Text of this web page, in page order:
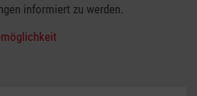
informiert zu werden.